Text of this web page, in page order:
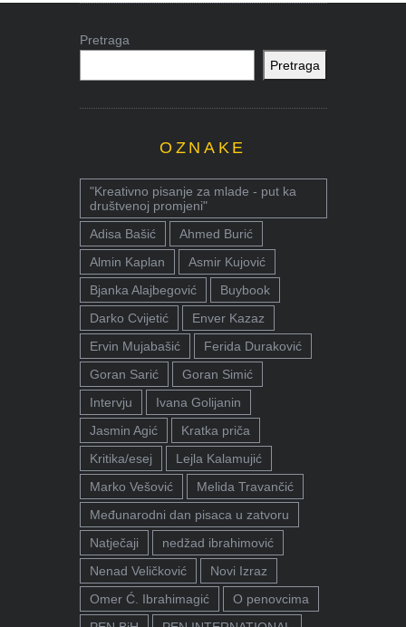
Pretraga
Pretraga
OZNAKE
"Kreativno pisanje za mlade - put ka
društvenoj promjeni"
Adisa Bašić
Ahmed Burić
Almin Kaplan
Asmir Kujović
Bjanka Alajbegović
Buybook
Darko Cvijetić
Enver Kazaz
Ervin Mujabašić
Ferida Duraković
Goran Sarić
Goran Simić
Intervju
Ivana Golijanin
Jasmin Agić
Kratka priča
Kritika/esej
Lejla Kalamujić
Marko Vešović
Melida Travančić
Međunarodni dan pisaca u zatvoru
Natječaji
nedžad ibrahimović
Nenad Veličković
Novi Izraz
Omer Ć. Ibrahimagić
O penovcima